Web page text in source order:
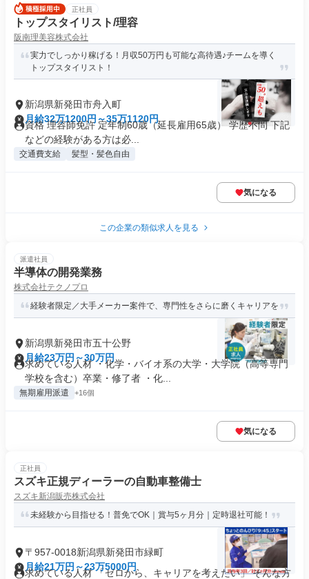
正社員
トップスタイリスト/理容
阪南理美容株式会社
実力でしっかり稼げる！月収50万円も可能な高待遇♪チームを導く
トップスタイリスト！
新潟県新発田市舟入町
月給32万1200円～35万1120円
資格 理容師免許 定年制60歳（延長雇用65歳） 学歴不問 下記
などの経験がある方は必...
交通費支給 髪型・髪色自由
気になる
この企業の類似求人を見る
派遣社員
半導体の開発業務
株式会社テクノプロ
経験者限定／大手メーカー案件で、専門性をさらに磨くキャリアを
新潟県新発田市五十公野
月給23万円～30万円
求めている人材 ・化学・バイオ系の大学・大学院（高等専門
学校を含む）卒業・修了者 ・化...
無期雇用派遣 +16個
気になる
正社員
スズキ正規ディーラーの自動車整備士
スズキ新潟販売株式会社
未経験から目指せる！普免でOK｜賞与5ヶ月分｜定時退社可能！
〒957-0018新潟県新発田市緑町
月給21万円～23万5000円
求めている人材 「ゼロから、キャリアを考えたい」 そんな方